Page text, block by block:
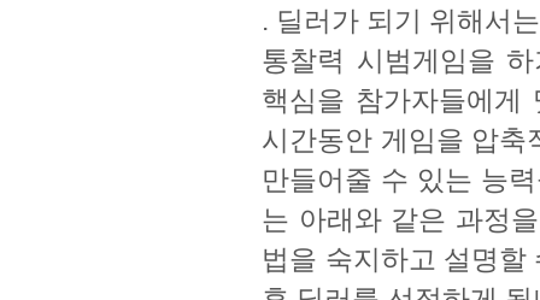
. 딜러가 되기 위해서
통찰력 시범게임을
핵심을 참가자들에게
시간동안 게임을 압축
만들어줄 수 있는 능
는 아래와 같은 과정
법을 숙지하고 설명할